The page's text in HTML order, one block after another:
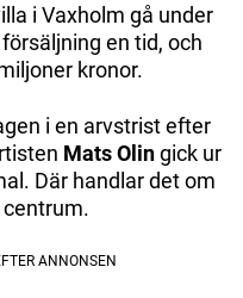
i Vaxholm gå under
en tid, och
kronor.
i en arvstrist efter
Mats Olingick ur
Där handlar det om